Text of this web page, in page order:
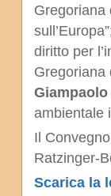
Gregoriana
diritto per
Gregoriana
ambientale
Il
Ratzinger-
Scarica la